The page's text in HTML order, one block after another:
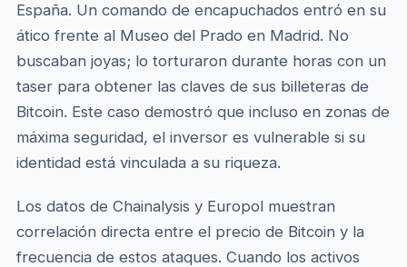
España. Un comando de encapuchados entró en su
ático frente al Museo del Prado en Madrid. No
buscaban joyas; lo torturaron durante horas con un
taser para obtener las claves de sus billeteras de
Bitcoin. Este caso demostró que incluso en zonas de
máxima seguridad, el inversor es vulnerable si su
identidad está vinculada a su riqueza.
Los datos de Chainalysis y Europol muestran
correlación directa entre el precio de Bitcoin y la
frecuencia de estos ataques. Cuando los activos